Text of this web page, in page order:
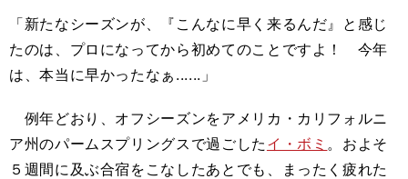
「新たなシーズンが、『こんなに早く来るんだ』と感じ
たのは、プロになってから初めてのことですよ！ 今年
は、本当に早かったなぁ......」
例年どおり、オフシーズンをアメリカ・カリフォルニ
ア州のパームスプリングスで過ごした イ・ボミ 。およそ
５週間に及ぶ合宿をこなしたあとでも、まったく疲れた